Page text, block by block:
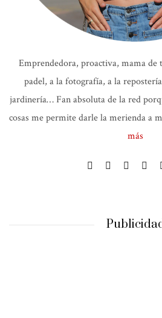
Emprendedora, proactiva, mama de
padel, a la fotografía, a la
jardinería… Fan absoluta de la red
cosas me permite darle la merienda a
más